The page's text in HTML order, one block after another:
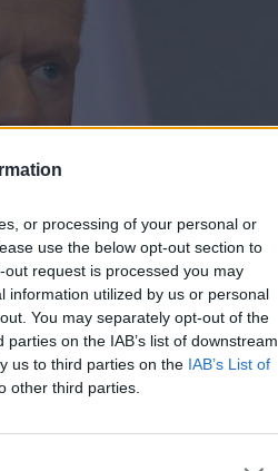
or processing of your personal or
use the below opt-out section to
request is processed you may
information utilized by us or personal
You may separately opt-out of the
on the IAB’s list of downstream
us to third parties on the IAB’s List of
other third parties.